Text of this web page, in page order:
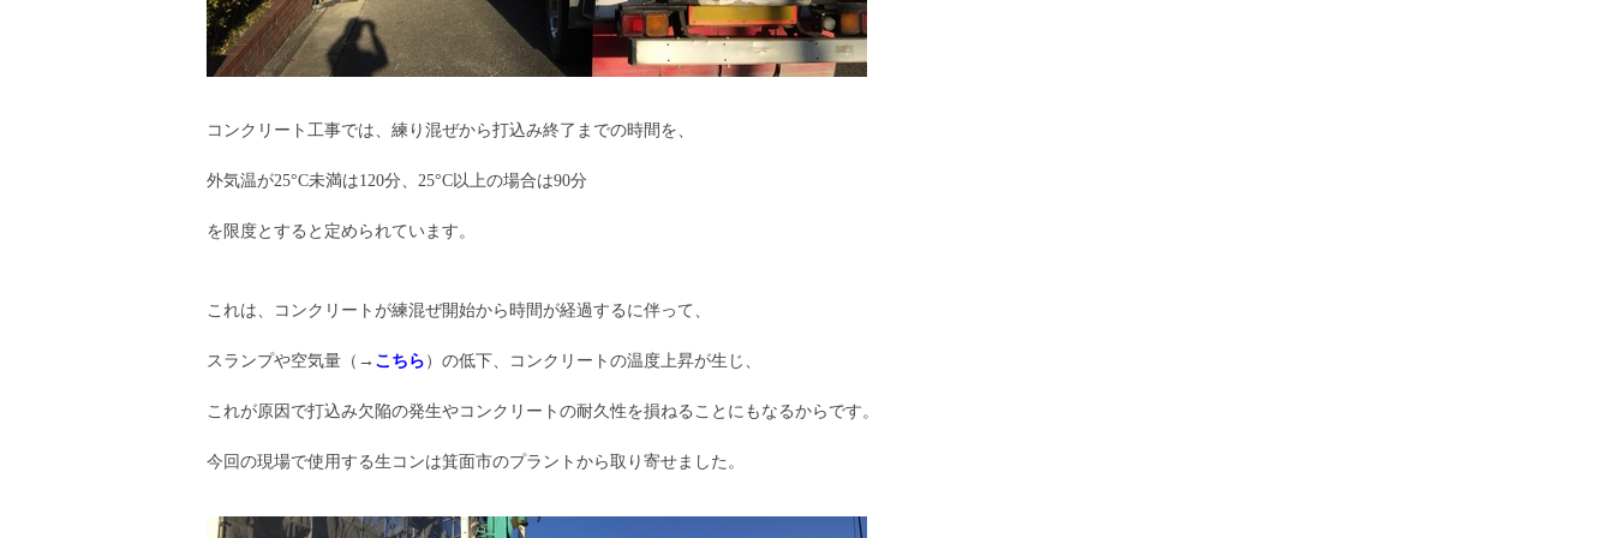
コンクリート工事では、練り混ぜから打込み終了までの時間を、
外気温が25°C未満は120分、25°C以上の場合は90分
を限度とすると定められています。
これは、コンクリートが練混ぜ開始から時間が経過するに伴って、
スランプや空気量（→ こちら ）の低下、コンクリートの温度上昇が生じ、
これが原因で打込み欠陥の発生やコンクリートの耐久性を損ねることにもなるからです。
今回の現場で使用する生コンは箕面市のプラントから取り寄せました。